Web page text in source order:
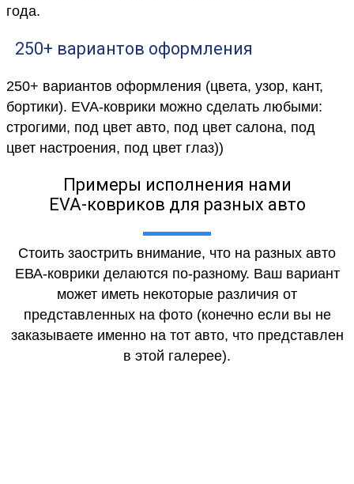
года.
250+ вариантов оформления
250+ вариантов оформления (цвета, узор, кант,
бортики). EVA-коврики можно сделать любыми:
строгими, под цвет авто, под цвет салона, под
цвет настроения, под цвет глаз))
Примеры исполнения нами
EVA-ковриков для разных авто
Стоить заострить внимание, что на разных авто
ЕВА-коврики делаются по-разному. Ваш вариант
может иметь некоторые различия от
представленных на фото (конечно если вы не
заказываете именно на тот авто, что представлен
в этой галерее).